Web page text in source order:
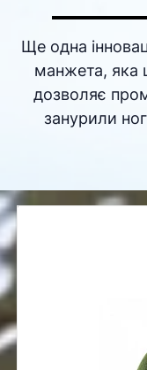
Ще одна
манжета, яка
дозволяє
занурили